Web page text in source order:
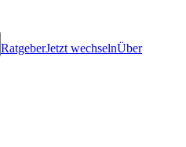
RatgeberJetzt wechselnÜber